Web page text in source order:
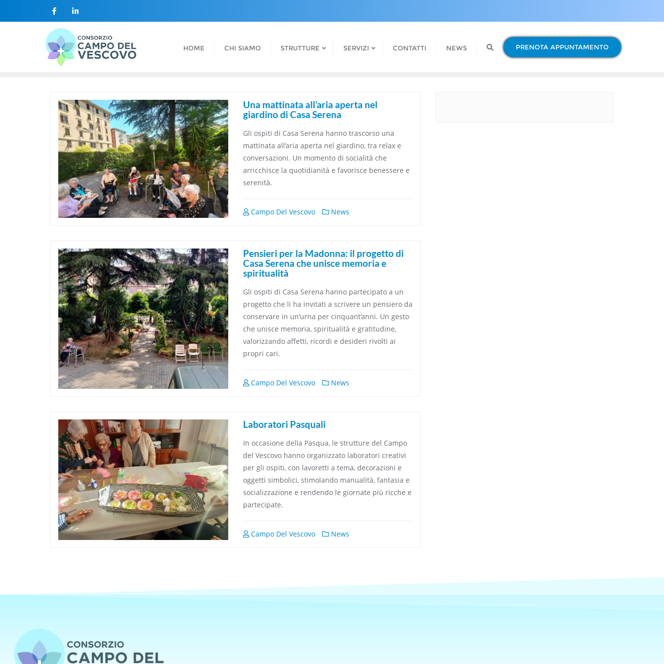
HOME CHI SIAMO STRUTTURE SERVIZI CONTATTI NEWS PRENOTA APPUNTAMENTO
Una mattinata all’aria aperta nel
giardino di Casa Serena
Gli ospiti di Casa Serena hanno trascorso una
mattinata all’aria aperta nel giardino, tra relax e
conversazioni. Un momento di socialità che
arricchisce la quotidianità e favorisce benessere e
serenità.
Campo Del Vescovo News
Pensieri per la Madonna: il progetto di
Casa Serena che unisce memoria e
spiritualità
Gli ospiti di Casa Serena hanno partecipato a un
progetto che li ha invitati a scrivere un pensiero da
conservare in un’urna per cinquant’anni. Un gesto
che unisce memoria, spiritualità e gratitudine,
valorizzando affetti, ricordi e desideri rivolti ai
propri cari.
Campo Del Vescovo News
Laboratori Pasquali
In occasione della Pasqua, le strutture del Campo
del Vescovo hanno organizzato laboratori creativi
per gli ospiti, con lavoretti a tema, decorazioni e
oggetti simbolici, stimolando manualità, fantasia e
socializzazione e rendendo le giornate più ricche e
partecipate.
Campo Del Vescovo News